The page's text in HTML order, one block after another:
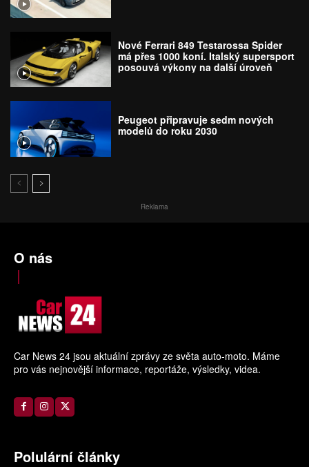
Nové Ferrari 849 Testarossa Spider
má přes 1000 koní. Italský supersport
posouvá výkony na další úroveň
Peugeot připravuje sedm nových
modelů do roku 2030
Reklama
O nás
Car News 24 jsou aktuální zprávy ze světa auto-moto. Máme
pro vás nejnovější informace, reportáže, výsledky, videa.
Polulární články